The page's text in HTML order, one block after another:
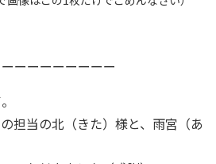
ーーーーーーーー
担当の北（きた）様と、雨宮（あ